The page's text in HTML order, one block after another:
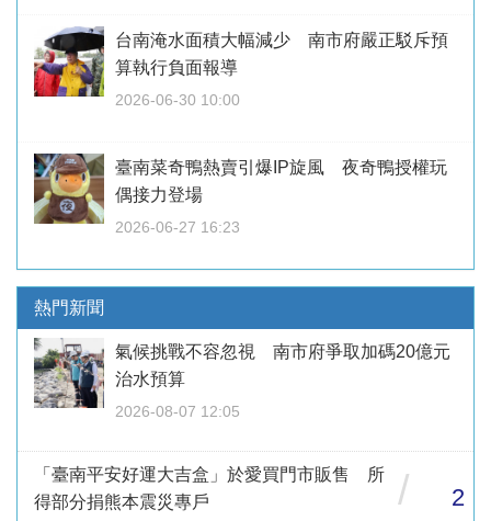
台南淹水面積大幅減少 南市府嚴正駁斥預
算執行負面報導
2026-06-30 10:00
臺南菜奇鴨熱賣引爆IP旋風 夜奇鴨授權玩
偶接力登場
2026-06-27 16:23
熱門新聞
氣候挑戰不容忽視 南市府爭取加碼20億元
治水預算
2026-08-07 12:05
「臺南平安好運大吉盒」於愛買門市販售 所
得部分捐熊本震災專戶
/ 2